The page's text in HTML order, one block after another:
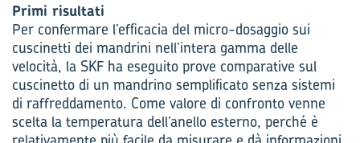
Primi risultati
Per confermare l’efficacia del micro-dosaggio sui
cuscinetti dei mandrini nell’intera gamma delle
velocità, la SKF ha eseguito prove comparative sul
cuscinetto di un mandrino semplificato senza sistemi
di raffreddamento. Come valore di confronto venne
scelta la temperatura dell’anello esterno, perché è